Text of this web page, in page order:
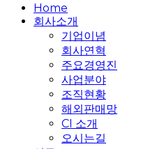
Close
Menu
Home
회사소개
기업이념
회사연혁
주요경영진
사업분야
조직현황
해외판매망
CI 소개
오시는길